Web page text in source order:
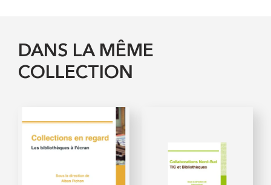
DANS LA MÊME
COLLECTION